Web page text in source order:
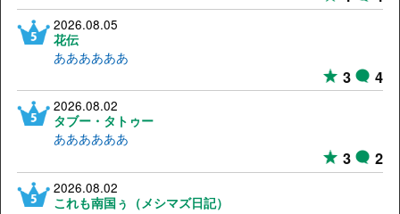
2026.08.05
花伝
ああああああ
3 4
2026.08.02
タブー・タトゥー
ああああああ
3 2
2026.08.02
これも南国ぅ（メシマズ日記）